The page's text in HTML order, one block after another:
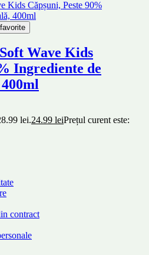
Wave Kids
Ingrediente de
lei.24.99 leiPrețul curent este:
contract